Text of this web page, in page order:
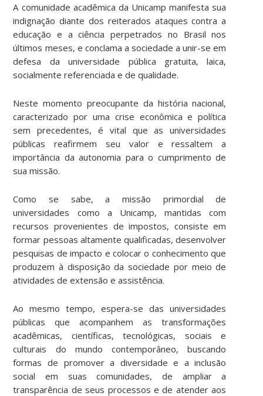
A comunidade acadêmica da Unicamp manifesta sua
indignação diante dos reiterados ataques contra a
educação e a ciência perpetrados no Brasil nos
últimos meses, e conclama a sociedade a unir-se em
defesa da universidade pública gratuita, laica,
socialmente referenciada e de qualidade.
Neste momento preocupante da história nacional,
caracterizado por uma crise econômica e política
sem precedentes, é vital que as universidades
públicas reafirmem seu valor e ressaltem a
importância da autonomia para o cumprimento de
sua missão.
Como se sabe, a missão primordial de
universidades como a Unicamp, mantidas com
recursos provenientes de impostos, consiste em
formar pessoas altamente qualificadas, desenvolver
pesquisas de impacto e colocar o conhecimento que
produzem à disposição da sociedade por meio de
atividades de extensão e assistência.
Ao mesmo tempo, espera-se das universidades
públicas que acompanhem as transformações
acadêmicas, científicas, tecnológicas, sociais e
culturais do mundo contemporâneo, buscando
formas de promover a diversidade e a inclusão
social em suas comunidades, de ampliar a
transparência de seus processos e de atender aos